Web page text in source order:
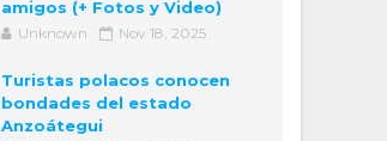
amigos (+ Fotos y Video)
Unknown Nov 18, 2025
Turistas polacos conocen
bondades del estado
Anzoátegui